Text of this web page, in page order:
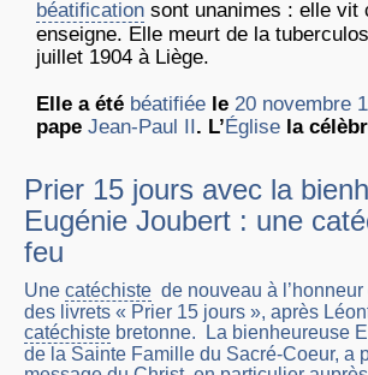
béatification sont unanimes : elle vit
enseigne. Elle meurt de la
juillet 1904 à Liège.
Elle a été béatifiée le 20 novembre
pape Jean-Paul II . L’ Église la
Prier 15 jours avec la
Eugénie Joubert : une
feu
Une catéchiste de nouveau à
des livrets « Prier 15 jours », après
catéchiste bretonne. La bienheureuse
de la Sainte Famille du Sacré-Coeur, a